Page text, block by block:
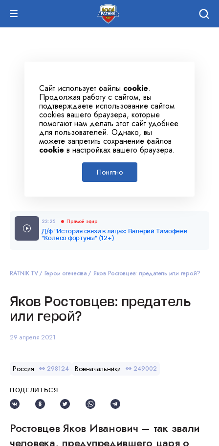
Сайт использует файлы cookie.
Продолжая работу с сайтом, вы
подтверждаете использование сайтом
cookies вашего браузера, которые
помогают нам делать этот сайт удобнее
для пользователей. Однако, вы
можете запретить сохранение файлов
cookie в настройках вашего браузера.
Понятно
23:25 Прямой эфир
Д/ф "История связи в лицах: Валерий Тимофеев
"Колесо фортуны" (12+)
RATNIK.TV Герои отечества Яков Ростовцев: предатель или герой?
Яков Ростовцев: предатель
или герой?
29 апреля 2021
Россия 298124 Военачальники 249002
ПОДЕЛИТЬСЯ
Ростовцев Яков Иванович – так звали
человека, предупредившего царя о